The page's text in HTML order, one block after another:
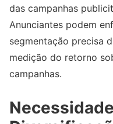
das campanhas
Anunciantes podem
segmentação precisa
medição do retorno
campanhas.